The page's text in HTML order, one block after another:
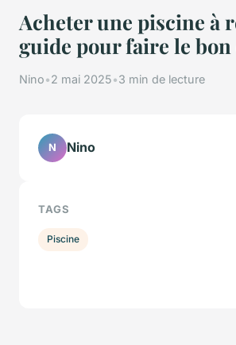
Acheter une piscine à
guide pour faire le
Nino•2 mai 2025•3 min de lecture
N Nino
TAGS
Piscine